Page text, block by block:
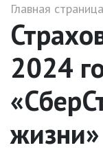
Главная страница
2024
жизни»